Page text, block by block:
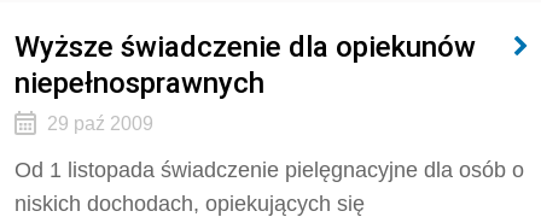
Wyższe świadczenie dla opiekunów
niepełnosprawnych
29 paź 2009
Od 1 listopada świadczenie pielęgnacyjne dla osób o
niskich dochodach, opiekujących się